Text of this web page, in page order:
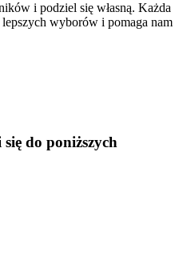
i podziel się własną. Każda
wyborów i pomaga nam
do poniższych